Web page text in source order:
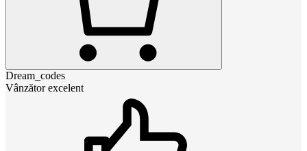
Dream_codes
Vânzător excelent